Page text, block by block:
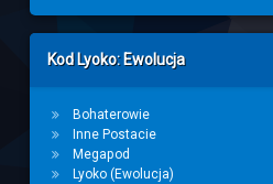
Kod Lyoko: Ewolucja
Bohaterowie
Inne Postacie
Megapod
Lyoko (Ewolucja)